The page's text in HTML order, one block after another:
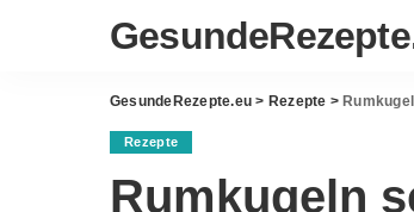
GesundeRezepte.eu > Rezepte >
Rezepte
Rumkugeln